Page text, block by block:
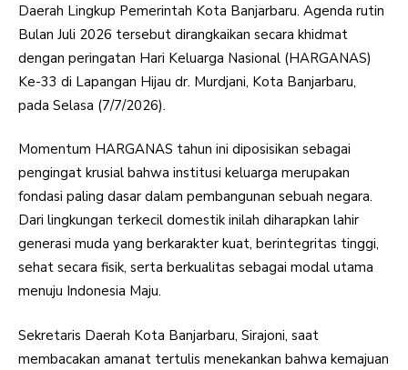
Daerah Lingkup Pemerintah Kota Banjarbaru. Agenda rutin
Bulan Juli 2026 tersebut dirangkaikan secara khidmat
dengan peringatan Hari Keluarga Nasional (HARGANAS)
Ke-33 di Lapangan Hijau dr. Murdjani, Kota Banjarbaru,
pada Selasa (7/7/2026).
Momentum HARGANAS tahun ini diposisikan sebagai
pengingat krusial bahwa institusi keluarga merupakan
fondasi paling dasar dalam pembangunan sebuah negara.
Dari lingkungan terkecil domestik inilah diharapkan lahir
generasi muda yang berkarakter kuat, berintegritas tinggi,
sehat secara fisik, serta berkualitas sebagai modal utama
menuju Indonesia Maju.
Sekretaris Daerah Kota Banjarbaru, Sirajoni, saat
membacakan amanat tertulis menekankan bahwa kemajuan